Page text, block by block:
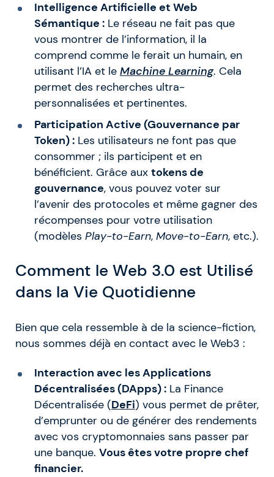
Intelligence Artificielle et Web
Sémantique :Le réseau ne fait pas que
vous montrer de l’information, il la
comprend comme le ferait un humain, en
utilisant l’IA et le Machine Learning. Cela
permet des recherches ultra-
personnalisées et pertinentes.
Participation Active (Gouvernance par
Token) :Les utilisateurs ne font pas que
consommer ; ils participent et en
bénéficient. Grâce aux tokens de
gouvernance, vous pouvez voter sur
l’avenir des protocoles et même gagner des
récompenses pour votre utilisation
(modèles Play-to-Earn, Move-to-Earn, etc.).
Comment le Web 3.0 est Utilisé
dans la Vie Quotidienne
Bien que cela ressemble à de la science-fiction,
nous sommes déjà en contact avec le Web3 :
Interaction avec les Applications
Décentralisées (DApps) :La Finance
Décentralisée (DeFi) vous permet de prêter,
d’emprunter ou de générer des rendements
avec vos cryptomonnaies sans passer par
une banque. Vous êtes votre propre chef
financier.